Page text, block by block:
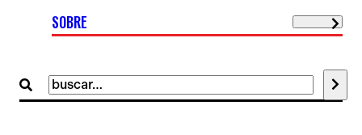
Buscar
por:
SOBRE